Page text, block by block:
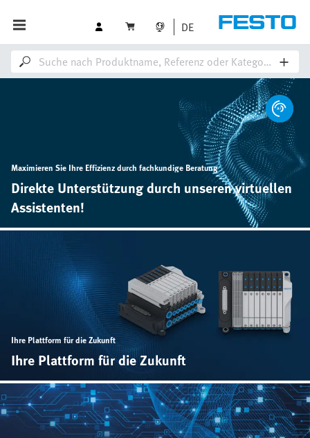
DE
Maximieren Sie Ihre Effizienz durch fachkundige Beratung
Direkte Unterstützung durch unseren virtuellen
Assistenten!
Ihre Plattform für die Zukunft
Ihre Plattform für die Zukunft